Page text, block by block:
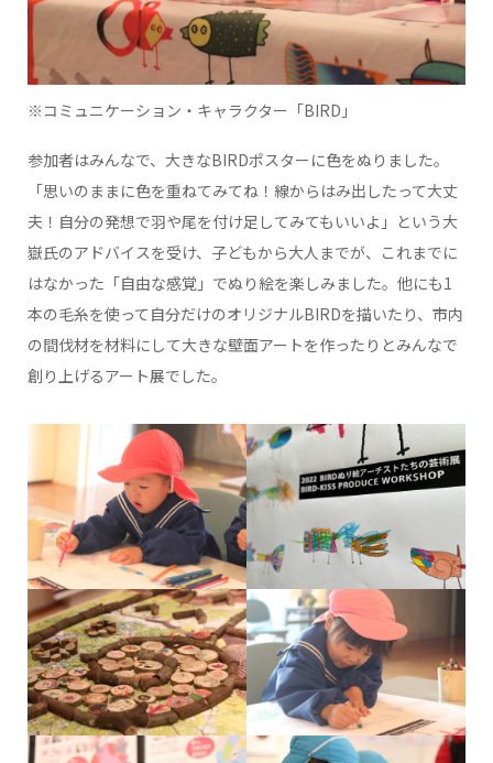
※コミュニケーション・キャラクター「BIRD」
参加者はみんなで、大きなBIRDポスターに色をぬりました。
「思いのままに色を重ねてみてね！線からはみ出したって大丈
夫！自分の発想で羽や尾を付け足してみてもいいよ」という大
嶽氏のアドバイスを受け、子どもから大人までが、これまでに
はなかった「自由な感覚」でぬり絵を楽しみました。他にも1
本の毛糸を使って自分だけのオリジナルBIRDを描いたり、市内
の間伐材を材料にして大きな壁面アートを作ったりとみんなで
創り上げるアート展でした。